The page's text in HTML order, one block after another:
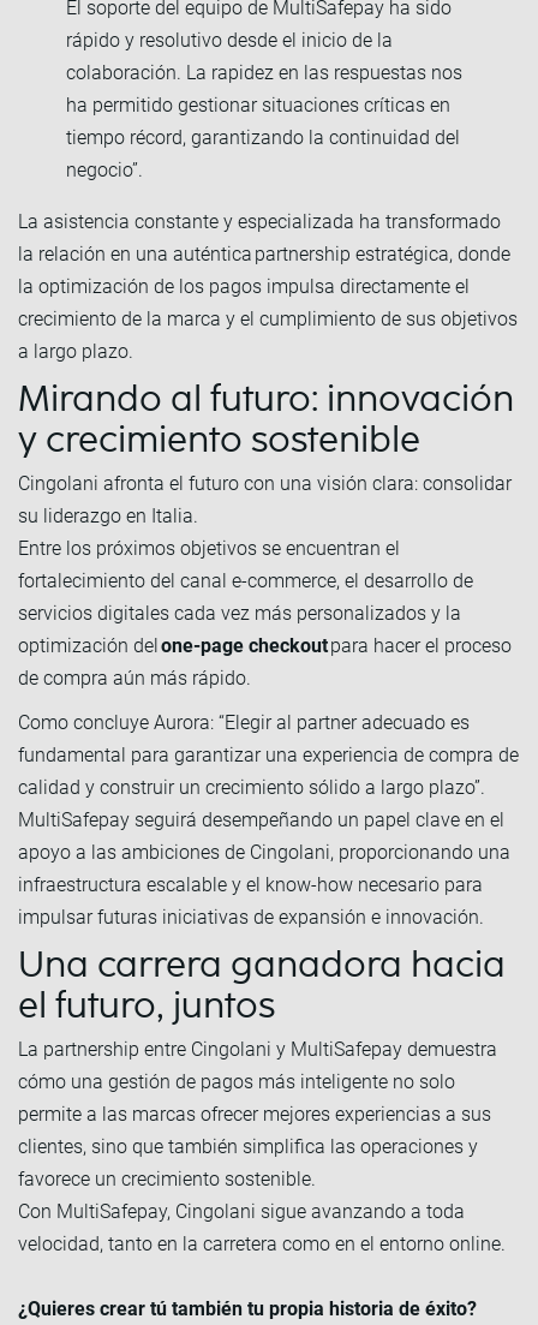
El soporte del equipo de MultiSafepay ha sido
rápido y resolutivo desde el inicio de la
colaboración. La rapidez en las respuestas nos
ha permitido gestionar situaciones críticas en
tiempo récord, garantizando la continuidad del
negocio”.
La asistencia constante y especializada ha transformado
la relación en una auténtica partnership estratégica, donde
la optimización de los pagos impulsa directamente el
crecimiento de la marca y el cumplimiento de sus objetivos
a largo plazo.
Mirando al futuro: innovación
y crecimiento sostenible
Cingolani afronta el futuro con una visión clara: consolidar
su liderazgo en Italia.
Entre los próximos objetivos se encuentran el
fortalecimiento del canal e-commerce, el desarrollo de
servicios digitales cada vez más personalizados y la
optimización delone-page checkoutpara hacer el proceso
de compra aún más rápido.
Como concluye Aurora: “Elegir al partner adecuado es
fundamental para garantizar una experiencia de compra de
calidad y construir un crecimiento sólido a largo plazo”.
MultiSafepay seguirá desempeñando un papel clave en el
apoyo a las ambiciones de Cingolani, proporcionando una
infraestructura escalable y el know-how necesario para
impulsar futuras iniciativas de expansión e innovación.
Una carrera ganadora hacia
el futuro, juntos
La partnership entre Cingolani y MultiSafepay demuestra
cómo una gestión de pagos más inteligente no solo
permite a las marcas ofrecer mejores experiencias a sus
clientes, sino que también simplifica las operaciones y
favorece un crecimiento sostenible.
Con MultiSafepay, Cingolani sigue avanzando a toda
velocidad, tanto en la carretera como en el entorno online.
¿Quieres crear tú también tu propia historia de éxito?